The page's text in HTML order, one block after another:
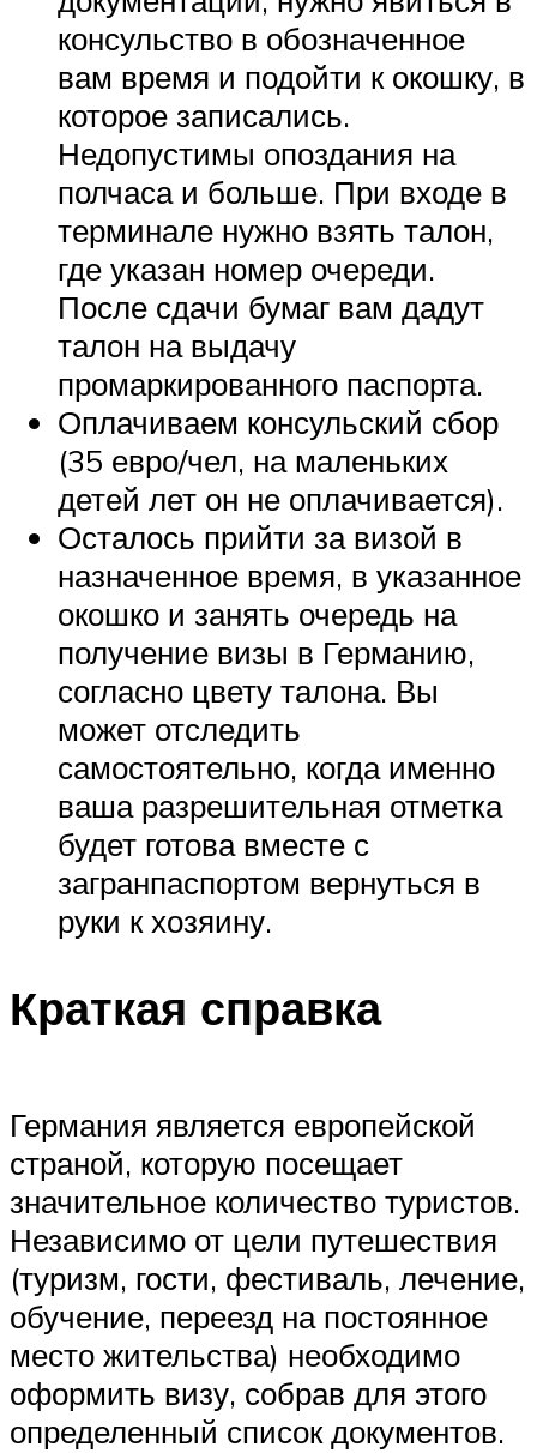
консульство в обозначенное
вам время и подойти к окошку, в
которое записались.
Недопустимы опоздания на
полчаса и больше. При входе в
терминале нужно взять талон,
где указан номер очереди.
После сдачи бумаг вам дадут
талон на выдачу
промаркированного паспорта.
Оплачиваем консульский сбор
(35 евро/чел, на маленьких
детей лет он не оплачивается).
Осталось прийти за визой в
назначенное время, в указанное
окошко и занять очередь на
получение визы в Германию,
согласно цвету талона. Вы
может отследить
самостоятельно, когда именно
ваша разрешительная отметка
будет готова вместе с
загранпаспортом вернуться в
руки к хозяину.
Краткая справка
Германия является европейской
страной, которую посещает
значительное количество туристов.
Независимо от цели путешествия
(туризм, гости, фестиваль, лечение,
обучение, переезд на постоянное
место жительства) необходимо
оформить визу, собрав для этого
определенный список документов.